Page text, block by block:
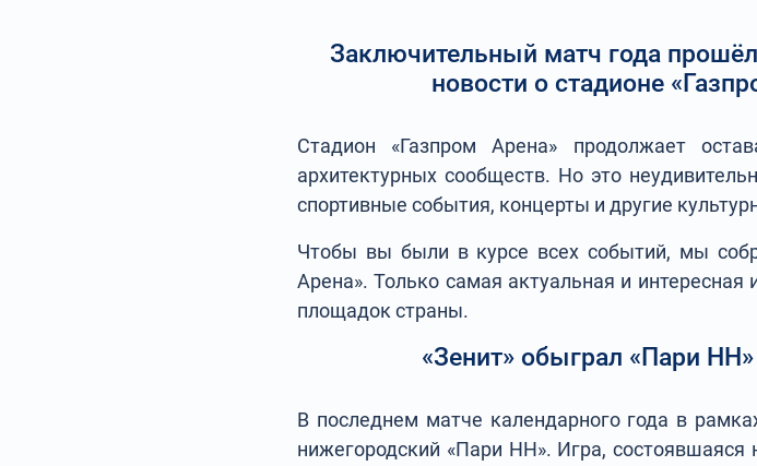
Заключительный матч года
новости о стадионе
Стадион «Газпром Арена» продолжает
архитектурных сообществ. Но это
спортивные события, концерты и другие
Чтобы вы были в курсе всех событий, мы
Арена». Только самая актуальная и
площадок страны.
«Зенит» обыграл «Пари
В последнем матче календарного года в
нижегородский «Пари НН». Игра, состоявшаяся